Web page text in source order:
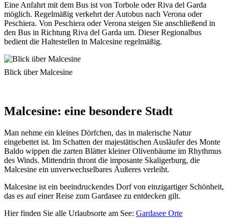
Eine Anfahrt mit dem Bus ist von Torbole oder Riva del Garda
möglich. Regelmäßig verkehrt der Autobus nach Verona oder
Peschiera. Von Peschiera oder Verona steigen Sie anschließend in
den Bus in Richtung Riva del Garda um. Dieser Regionalbus
bedient die Haltestellen in Malcesine regelmäßig.
Blick über Malcesine
Malcesine: eine besondere Stadt
Man nehme ein kleines Dörfchen, das in malerische Natur
eingebettet ist. Im Schatten der majestätischen Ausläufer des Monte
Baldo wippen die zarten Blätter kleiner Olivenbäume im Rhythmus
des Winds. Mittendrin thront die imposante Skaligerburg, die
Malcesine ein unverwechselbares Äußeres verleiht.
Malcesine ist ein beeindruckendes Dorf von einzigartiger Schönheit,
das es auf einer Reise zum Gardasee zu entdecken gilt.
Hier finden Sie alle Urlaubsorte am See: Gardasee Orte